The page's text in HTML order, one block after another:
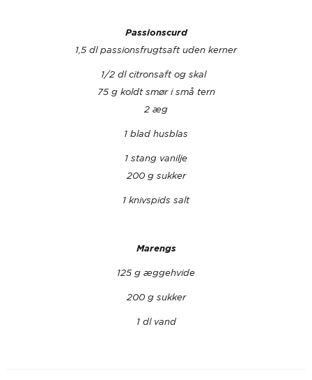
Passionscurd
1,5 dl passionsfrugtsaft uden kerner
1/2 dl citronsaft og skal
75 g koldt smør i små tern
2 æg
1 blad husblas
1 stang vanilje
200 g sukker
1 knivspids salt
Marengs
125 g æggehvide
200 g sukker
1 dl vand